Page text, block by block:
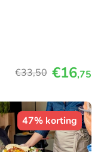
€33,50 €16,75
47% korting